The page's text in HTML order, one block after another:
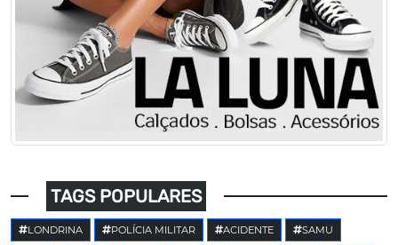
TAGS POPULARES
LONDRINA POLÍCIA MILITAR ACIDENTE SAMU